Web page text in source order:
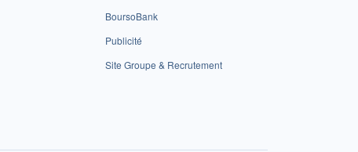
BoursoBank
Publicité
Site Groupe & Recrutement